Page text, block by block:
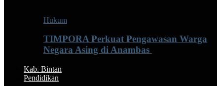
Hukum
TIMPORA Perkuat Pengawasan Warga
Negara Asing di Anambas ‎
Kab. Bintan
Pendidikan